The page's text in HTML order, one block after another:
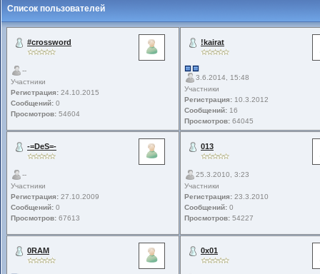
Список пользователей
#crossword
--
Участники
Регистрация: 24.10.2015
Сообщений: 0
Просмотров: 54604
!kairat
3.6.2014, 15:48
Участники
Регистрация: 10.3.2012
Сообщений: 16
Просмотров: 64045
-=DeS=-
--
Участники
Регистрация: 27.10.2009
Сообщений: 0
Просмотров: 67613
013
25.3.2010, 3:23
Участники
Регистрация: 23.3.2010
Сообщений: 0
Просмотров: 54227
0RAM 0x01